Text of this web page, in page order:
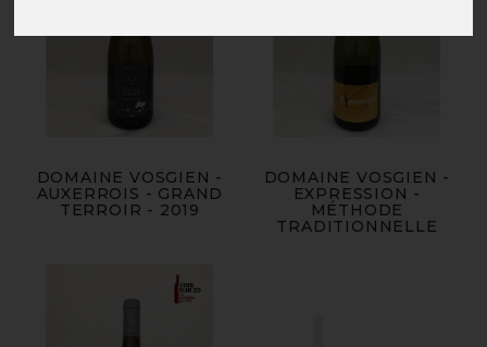
DOMAINE VOSGIEN -
AUXERROIS - GRAND
TERROIR - 2019
DOMAINE VOSGIEN -
EXPRESSION -
MÉTHODE
TRADITIONNELLE